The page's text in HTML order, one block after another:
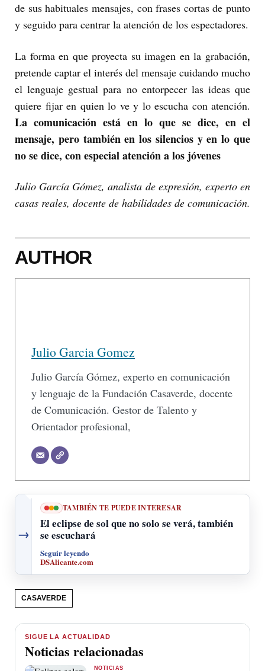
de sus habituales mensajes, con frases cortas de punto
y seguido para centrar la atención de los espectadores.
La forma en que proyecta su imagen en la grabación,
pretende captar el interés del mensaje cuidando mucho
el lenguaje gestual para no entorpecer las ideas que
quiere fijar en quien lo ve y lo escucha con atención.
La comunicación está en lo que se dice, en el
mensaje, pero también en los silencios y en lo que
no se dice, con especial atención a los jóvenes
Julio García Gómez, analista de expresión, experto en
casas reales, docente de habilidades de comunicación.
AUTHOR
Julio Garcia Gomez
Julio García Gómez, experto en comunicación
y lenguaje de la Fundación Casaverde, docente
de Comunicación. Gestor de Talento y
Orientador profesional,
→
TAMBIÉN TE PUEDE INTERESAR
El eclipse de sol que no solo se verá, también
se escuchará
Seguir leyendo
DSAlicante.com
CASAVERDE
SIGUE LA ACTUALIDAD
Noticias relacionadas
NOTICIAS